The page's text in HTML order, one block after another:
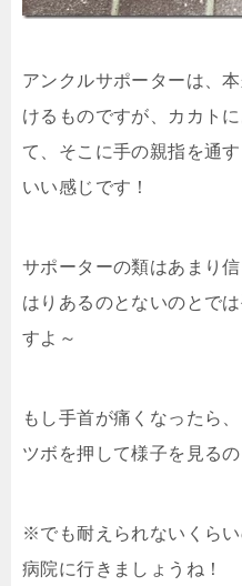
アンクルサポーターは、
けるものですが、カカト
て、そこに手の親指を通
いい感じです！
サポーターの類はあまり
はりあるのとないのとで
すよ～
もし手首が痛くなったら
ツボを押して様子を見る
※でも耐えられないくら
病院に行きましょうね！